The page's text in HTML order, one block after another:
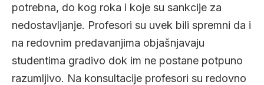
potrebna, do kog roka i koje su sankcije za
nedostavljanje. Profesori su uvek bili spremni da i
na redovnim predavanjima objašnjavaju
studentima gradivo dok im ne postane potpuno
razumljivo. Na konsultacije profesori su redovno